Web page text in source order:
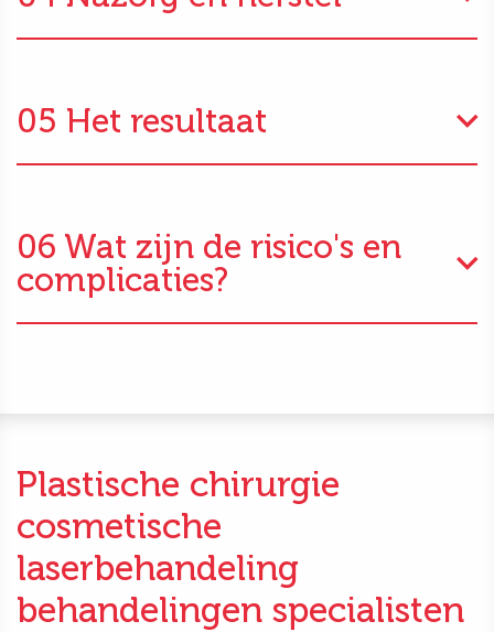
05 Het resultaat
06 Wat zijn de risico's en
complicaties?
Plastische chirurgie
cosmetische
laserbehandeling
behandelingen specialisten